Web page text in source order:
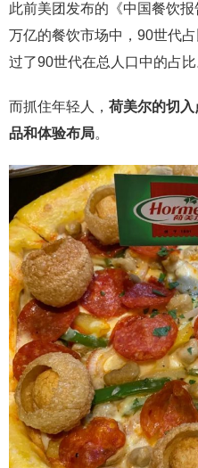
此前美团发布的《中国餐饮
万亿的餐饮市场中，90世代
过了90世代在总人口中的占比
而抓住年轻人， 荷美尔的切
品和体验布局。